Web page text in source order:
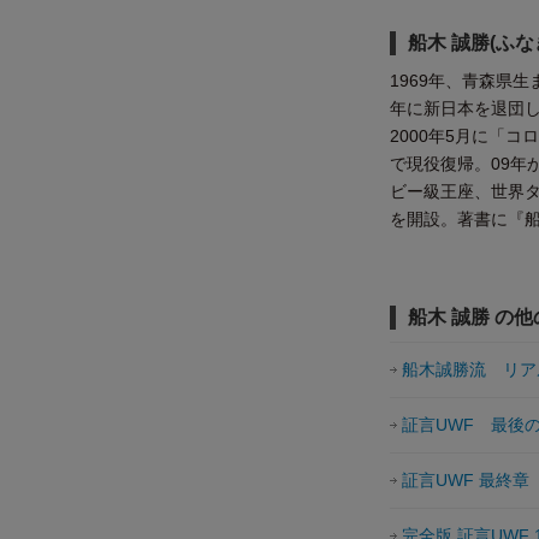
船木 誠勝(ふ
1969年、青森県生
年に新日本を退団
2000年5月に「コ
で現役復帰。09年
ビー級王座、世界
を開設。著書に『
船木 誠勝 の他
船木誠勝流 リア
証言UWF 最後
証言UWF 最終